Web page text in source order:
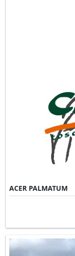
ACER PALMATUM